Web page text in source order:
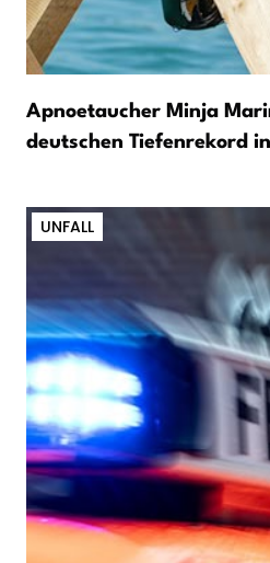
Apnoetaucher Minja
deutschen Tiefenrekord
UNFALL